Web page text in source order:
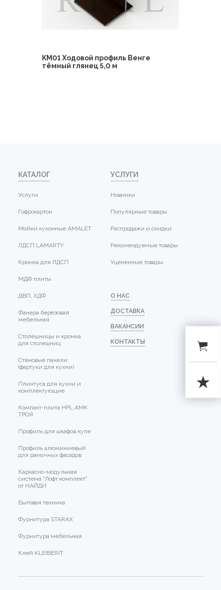
KM01 Ходовой профиль Венге
тёмный глянец 5,0 м
КАТАЛОГ
Услуги
Гофрокартон
Мойки кухонные AMALET
ЛДСП LAMARTY
Кромка для ЛДСП
МДФ плиты
ДВП, ХДФ
Фанера берёзовая
мебельная
Столешницы и кромка
для столешниц
Стеновые панели
(фартуки для кухни)
Плинтуса для кухни и
комплектующие
Компакт-плита HPL АМК
ТРОЯ
Профиль для шкафов купе
Профиль алюминиевый
для рамочных фасадов
Каркасно-модульная
система "Лофт комплект"
от НАЙДИ
Бытовая техника
Фурнитура STARAX
Фурнитура мебельная
Клей KLEIBERIT
УСЛУГИ
Новинки
Популярные товары
Распродажи и скидки
Рекомендуемые товары
Уцененные товары
О НАС
ДОСТАВКА
ВАКАНСИИ
КОНТАКТЫ